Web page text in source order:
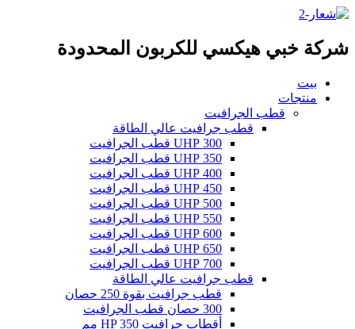
شركة خبي هيكسي للكربون المحدودة
بيت
منتجات
قطب الجرافيت
قطب جرافيت عالي الطاقة
300 UHP قطب الجرافيت
350 UHP قطب الجرافيت
400 UHP قطب الجرافيت
450 UHP قطب الجرافيت
500 UHP قطب الجرافيت
550 UHP قطب الجرافيت
600 UHP قطب الجرافيت
650 UHP قطب الجرافيت
700 UHP قطب الجرافيت
قطب جرافيت عالي الطاقة
قطب جرافيت بقوة 250 حصان
300 حصان قطب الجرافيت
أقطاب جرافيت HP 350 مم